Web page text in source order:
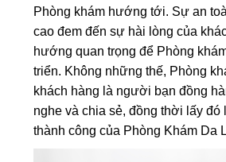
Phòng khám hướng tới. Sự an
cao đem đến sự hài lòng của
hướng quan trọng để Phòng
triển. Không những thế, Phòng
khách hàng là người bạn đồng
nghe và chia sẻ, đồng thời lấy đó
thành công của Phòng Khám Da